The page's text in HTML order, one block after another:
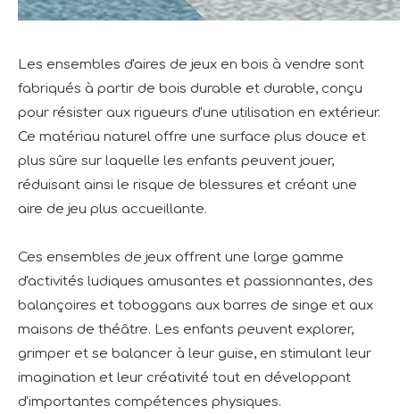
Les ensembles d'aires de jeux en bois à vendre sont
fabriqués à partir de bois durable et durable, conçu
pour résister aux rigueurs d'une utilisation en extérieur.
Ce matériau naturel offre une surface plus douce et
plus sûre sur laquelle les enfants peuvent jouer,
réduisant ainsi le risque de blessures et créant une
aire de jeu plus accueillante.
Ces ensembles de jeux offrent une large gamme
d'activités ludiques amusantes et passionnantes, des
balançoires et toboggans aux barres de singe et aux
maisons de théâtre. Les enfants peuvent explorer,
grimper et se balancer à leur guise, en stimulant leur
imagination et leur créativité tout en développant
d'importantes compétences physiques.